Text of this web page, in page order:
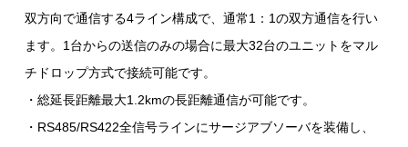
双方向で通信する4ライン構成で、通常1：1の双方通信を行い
ます。1台からの送信のみの場合に最大32台のユニットをマル
チドロップ方式で接続可能です。
・総延長距離最大1.2kmの長距離通信が可能です。
・RS485/RS422全信号ラインにサージアブソーバを装備し、